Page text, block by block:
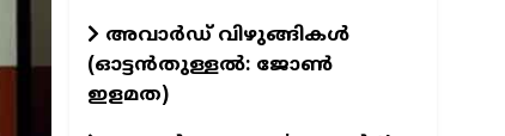
അവാർഡ് വിഴുങ്ങികൾ
(ഓട്ടൻതുള്ളൽ: ജോൺ
ഇളമത)